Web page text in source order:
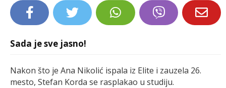
Sada je sve jasno!
Nakon što je Ana Nikolić ispala iz Elite i zauzela 26.
mesto, Stefan Korda se rasplakao u studiju.